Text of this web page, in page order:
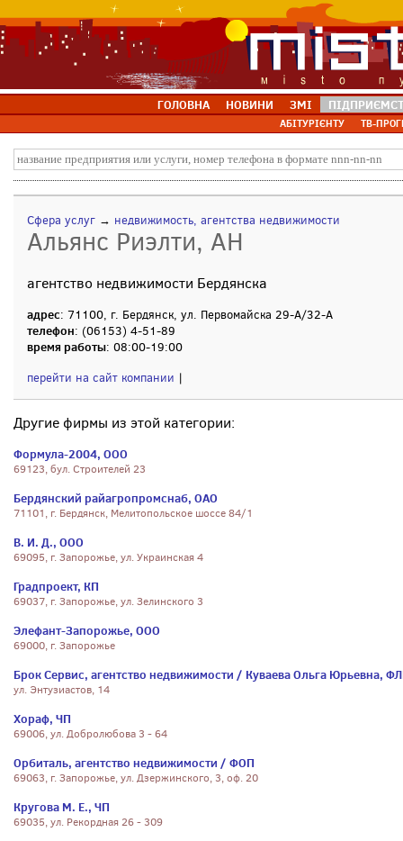
ГОЛОВНА НОВИНИ ЗМІ
АБІТУРІЄНТУ ТВ-
Сфера услуг → недвижимость, агентства недвижимости
Альянс Риэлти, АН
агентство недвижимости Бердянска
адрес: 71100, г. Бердянск, ул. Первомайска 29-А/32-А
телефон: (06153) 4-51-89
время работы: 08:00-19:00
перейти на сайт компании |
Другие фирмы из этой категории:
Формула-2004, ООО
69123, бул. Строителей 23
Бердянский райагропромснаб, ОАО
71101, г. Бердянск, Мелитопольское шоссе 84/1
В. И. Д., ООО
69095, г. Запорожье, ул. Украинская 4
Градпроект, КП
69037, г. Запорожье, ул. Зелинского 3
Элефант-Запорожье, ООО
69000, г. Запорожье
Брок Сервис, агентство недвижимости / Куваева Ольга Юрьевна,
ул. Энтузиастов, 14
Хораф, ЧП
69006, ул. Добролюбова 3 - 64
Орбиталь, агентство недвижимости / ФОП
69063, г. Запорожье, ул. Дзержинского, 3, оф. 20
Кругова М. Е., ЧП
69035, ул. Рекордная 26 - 309